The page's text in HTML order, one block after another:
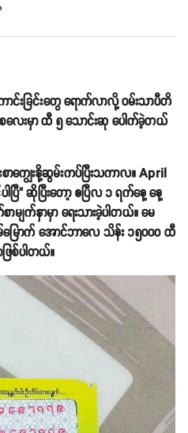
င်းခြင်းတွေ ရောက်လာလို့ ဝမ်းသာပီတိ
ေးမှာ ထီ ၅ သောင်းဆု ပေါက်ခဲ့တယ်
ျွေးနို့ဆွမ်းကပ်ပြီးသကာလ။ April
ပြီ" ဆိုပြီးတော့ ဧပြီလ ၁ ရက်နေ့ နေ့
ျက်နှာမှာ ရေးသားခဲ့ပါတယ်။ မေ
ြောက် အောင်ဘာလေ သိန်း ၁၅၀၀၀ ထီ
ြစ်ပါတယ်။